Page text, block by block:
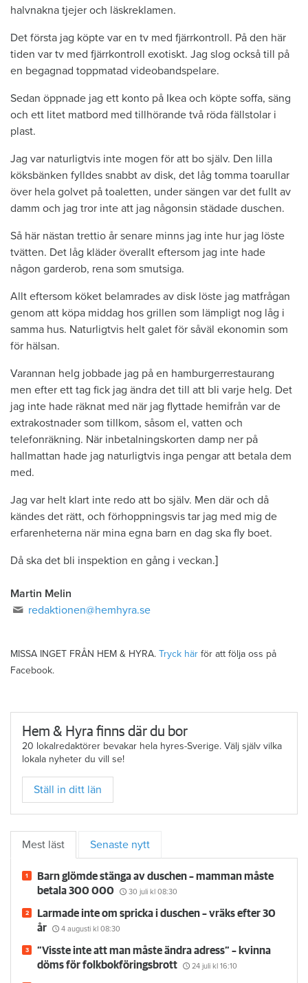
halvnakna tjejer och läskreklamen.
Det första jag köpte var en tv med fjärrkontroll. På den här
tiden var tv med fjärrkontroll exotiskt. Jag slog också till på
en begagnad toppmatad videobandspelare.
Sedan öppnade jag ett konto på Ikea och köpte soffa, säng
och ett litet matbord med tillhörande två röda fällstolar i
plast.
Jag var naturligtvis inte mogen för att bo själv. Den lilla
köksbänken fylldes snabbt av disk, det låg tomma toarullar
över hela golvet på toaletten, under sängen var det fullt av
damm och jag tror inte att jag någonsin städade duschen.
Så här nästan trettio år senare minns jag inte hur jag löste
tvätten. Det låg kläder överallt eftersom jag inte hade
någon garderob, rena som smutsiga.
Allt eftersom köket belamrades av disk löste jag matfrågan
genom att köpa middag hos grillen som lämpligt nog låg i
samma hus. Naturligtvis helt galet för såväl ekonomin som
för hälsan.
Varannan helg jobbade jag på en hamburgerrestaurang
men efter ett tag fick jag ändra det till att bli varje helg. Det
jag inte hade räknat med när jag flyttade hemifrån var de
extrakostnader som tillkom, såsom el, vatten och
telefonräkning. När inbetalningskorten damp ner på
hallmattan hade jag naturligtvis inga pengar att betala dem
med.
Jag var helt klart inte redo att bo själv. Men där och då
kändes det rätt, och förhoppningsvis tar jag med mig de
erfarenheterna när mina egna barn en dag ska fly boet.
Då ska det bli inspektion en gång i veckan.]
Martin Melin
redaktionen@hemhyra.se
MISSA INGET FRÅN HEM & HYRA. Tryck här för att följa oss på
Facebook.
Hem & Hyra finns där du bor
20 lokalredaktörer bevakar hela hyres-Sverige. Välj själv vilka
lokala nyheter du vill se!
Ställ in ditt län
Mest läst Senaste nytt
Barn glömde stänga av duschen – mamman måste
betala 300 000
30 juli kl 08:30
Larmade inte om spricka i duschen – vräks efter 30
år
4 augusti kl 08:30
”Visste inte att man måste ändra adress” – kvinna
döms för folkbokföringsbrott
24 juli kl 16:10